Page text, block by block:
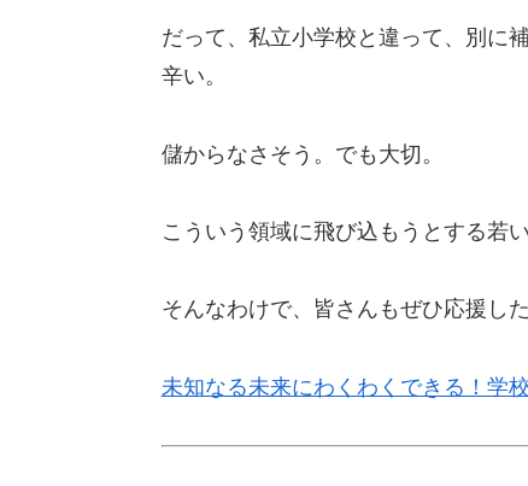
だって、私立小学校と違って、別に
辛い。
儲からなさそう。でも大切。
こういう領域に飛び込もうとする若
そんなわけで、皆さんもぜひ応援し
未知なる未来にわくわくできる！学